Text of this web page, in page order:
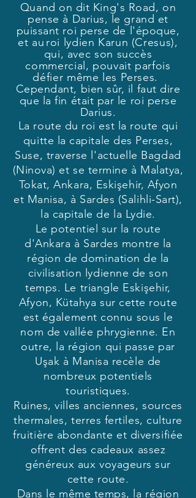
Quand on dit King's Road, on
pense à Darius, le grand et
puissant roi perse de l'époque,
et au roi lydien Karun (Cresus),
qui, avec son succès
commercial, pouvait parfois
défier même les Perses.
Cependant, bien sûr, il faut dire
que la fin était par le roi perse
Darius.
La route du roi est la route qui
quitte la capitale des Perses,
Suse, traverse l'actuelle Bagdad
(Ninova) et se termine à Malatya,
Tokat, Ankara, Eskişehir, Afyon
et Manisa, à Sardes (Salihli-Sart),
la capitale de la Lydie.
Le potentiel sur la route
d'Ankara à Sardes montre la
région de domination de la
civilisation lydienne de son
temps. Le triangle Eskişehir,
Afyon, Kütahya sur cette route
est également connu sous le
nom de vallée phrygienne. En
outre, la région qui passe par
Uşak à Manisa recèle de
nombreux potentiels
touristiques.
Ruines, villes anciennes, sources
thermales, terres fertiles, culture
fruitière abondante et diversifiée
offrent des cadeaux assez
généreux aux voyageurs sur
cette route.
Dans le même temps, la région